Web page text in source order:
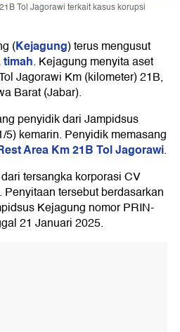
Tol Jagorawi terkait kasus korupsi
(Kejagung) terus mengusut
timah. Kejagung menyita aset
Jagorawi Km (kilometer) 21B,
Barat (Jabar).
penyidik dari Jampidsus
kemarin. Penyidik memasang
Area Km 21B Tol Jagorawi.
tersangka korporasi CV
tersebut berdasarkan
Kejagung nomor PRIN-
21 Januari 2025.